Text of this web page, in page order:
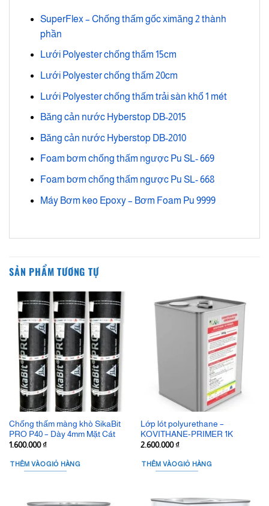
SuperFlex – Chống thấm gốc ximăng 2 thành
phần
Lưới Polyester chống thấm 15cm
Lưới Polyester chống thấm 20cm
Lưới Polyester chống thấm trải sàn khổ 1 mét
Băng cản nước Hyberstop DB-2015
Băng cản nước Hyberstop DB-2010
Foam bơm chống thấm ngược Pu SL- 669
Foam bơm chống thấm ngược Pu SL- 668
Máy Bơm keo Epoxy – Bơm Foam Pu 9999
SẢN PHẨM TƯƠNG TỰ
Chống thấm màng khò SikaBit
PRO P40 – Dày 4mm Mặt Cát
1.600.000₫
THÊM VÀO GIỎ HÀNG
Lớp lót polyurethane –
KOVITHANE-PRIMER 1K
2.600.000₫
THÊM VÀO GIỎ HÀNG